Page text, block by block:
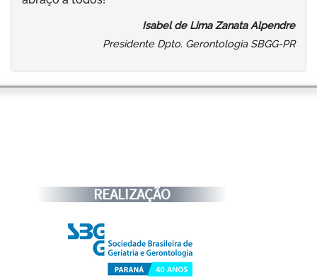
Isabel de Lima Zanata Alpendre
Presidente Dpto. Gerontologia SBGG-PR
REALIZAÇÃO